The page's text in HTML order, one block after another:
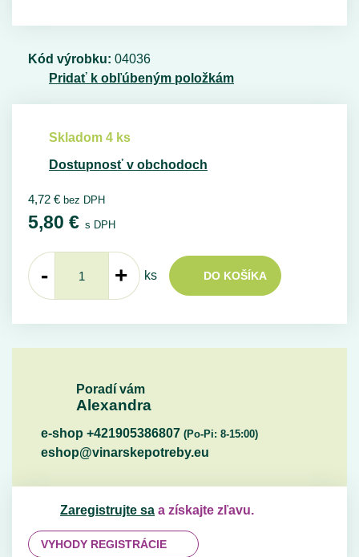
Kód výrobku: 04036
Pridať k obľúbeným položkám
Skladom 4 ks
Dostupnosť v obchodoch
4,72 € bez DPH
5,80 € s DPH
- + ks DO KOŠÍKA
Poradí vám
Alexandra
e-shop +421905386807 (Po-Pi: 8-15:00)
eshop@vinarskepotreby.eu
Zaregistrujte sa a získajte zľavu.
VYHODY REGISTRÁCIE